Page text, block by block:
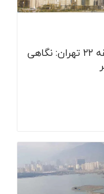
کشف زیبایی‌های منطقه ۲۲ تهران: نگاهی